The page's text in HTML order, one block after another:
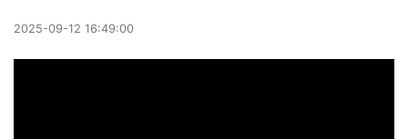
2025-09-12 16:49:00